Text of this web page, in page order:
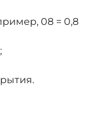
08 = 0,8